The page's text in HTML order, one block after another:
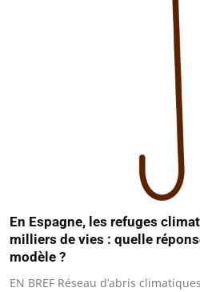
En Espagne, les refuges
milliers de vies : quelle
modèle ?
EN BREF Réseau d’abris